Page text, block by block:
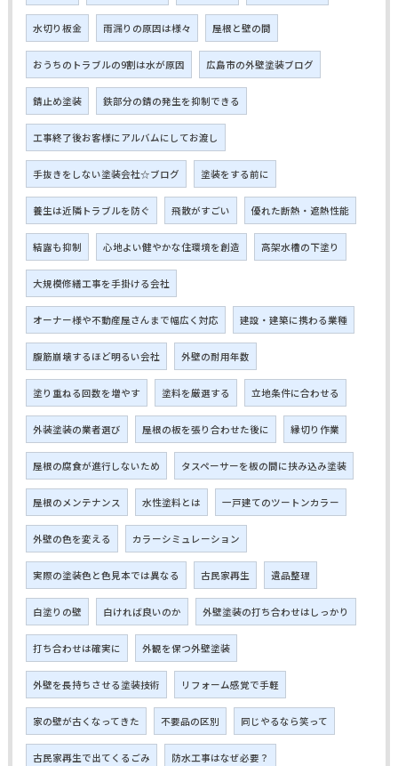
水切り板金 雨漏りの原因は様々 屋根と壁の間
おうちのトラブルの9割は水が原因 広島市の外壁塗装ブログ
錆止め塗装 鉄部分の錆の発生を抑制できる
工事終了後お客様にアルバムにしてお渡し
手抜きをしない塗装会社☆ブログ 塗装をする前に
養生は近隣トラブルを防ぐ 飛散がすごい 優れた断熱・遮熱性能
結露も抑制 心地よい健やかな住環境を創造 高架水槽の下塗り
大規模修繕工事を手掛ける会社
オーナー様や不動産屋さんまで幅広く対応 建設・建築に携わる業種
腹筋崩壊するほど明るい会社 外壁の耐用年数
塗り重ねる回数を増やす 塗料を厳選する 立地条件に合わせる
外装塗装の業者選び 屋根の板を張り合わせた後に 縁切り作業
屋根の腐食が進行しないため タスペーサーを板の間に挟み込み塗装
屋根のメンテナンス 水性塗料とは 一戸建てのツートンカラー
外壁の色を変える カラーシミュレーション
実際の塗装色と色見本では異なる 古民家再生 遺品整理
白塗りの壁 白ければ良いのか 外壁塗装の打ち合わせはしっかり
打ち合わせは確実に 外観を保つ外壁塗装
外壁を長持ちさせる塗装技術 リフォーム感覚で手軽
家の壁が古くなってきた 不要品の区別 同じやるなら笑って
古民家再生で出てくるごみ 防水工事はなぜ必要？